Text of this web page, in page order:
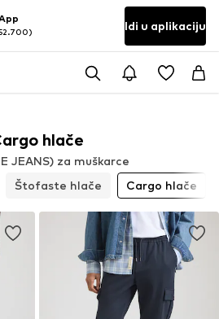
Idi u aplikaciju
hlače
JEANS) za muškarce
Štofaste hlače Cargo hlače